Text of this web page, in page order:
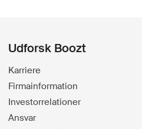
Udforsk Boozt
Karriere
Firmainformation
Investorrelationer
Ansvar